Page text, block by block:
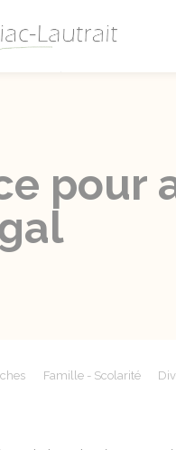
pour
Famille - Scolarité